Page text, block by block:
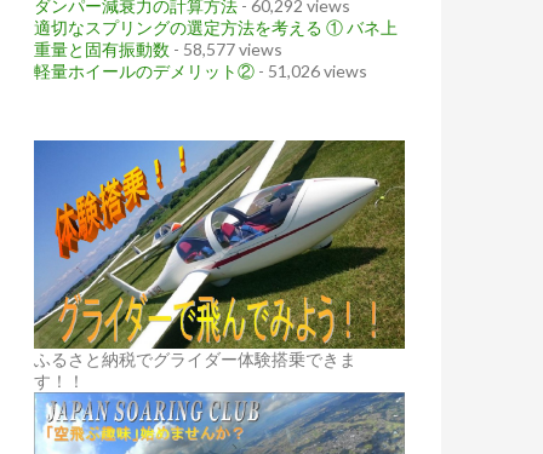
ダンパー減衰力の計算方法 - 60,292 views
適切なスプリングの選定方法を考える ① バネ上
重量と固有振動数 - 58,577 views
軽量ホイールのデメリット② - 51,026 views
ふるさと納税でグライダー体験搭乗できま
す！！